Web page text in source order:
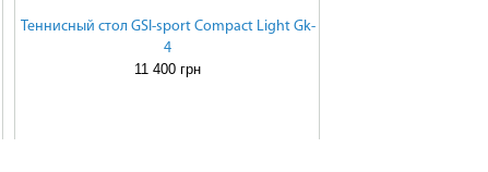
Теннисный стол GSI-sport Compact Light Gk-
4
11 400 грн